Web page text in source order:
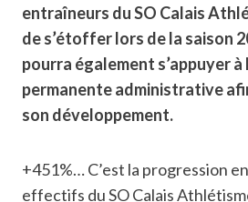
entraîneurs du SO Calais
de s’étoffer lors de la saison
pourra également s’appuyer
permanente administrative
son développement.
+451%… C’est la progression
effectifs du SO Calais